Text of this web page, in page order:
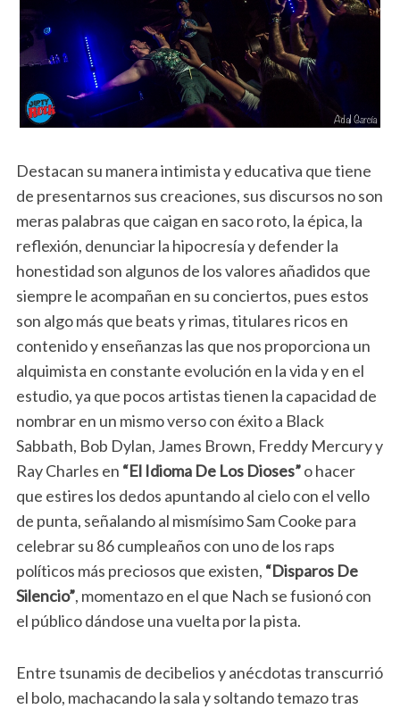
Destacan su manera intimista y educativa que tiene
de presentarnos sus creaciones, sus discursos no son
meras palabras que caigan en saco roto, la épica, la
reflexión, denunciar la hipocresía y defender la
honestidad son algunos de los valores añadidos que
siempre le acompañan en su conciertos, pues estos
son algo más que beats y rimas, titulares ricos en
contenido y enseñanzas las que nos proporciona un
alquimista en constante evolución en la vida y en el
estudio, ya que pocos artistas tienen la capacidad de
nombrar en un mismo verso con éxito a Black
Sabbath, Bob Dylan, James Brown, Freddy Mercury y
Ray Charles en “El Idioma De Los Dioses”o hacer
que estires los dedos apuntando al cielo con el vello
de punta, señalando al mismísimo Sam Cooke para
celebrar su 86 cumpleaños con uno de los raps
políticos más preciosos que existen, “Disparos De
Silencio”, momentazo en el que Nach se fusionó con
el público dándose una vuelta por la pista.
Entre tsunamis de decibelios y anécdotas transcurrió
el bolo, machacando la sala y soltando temazo tras